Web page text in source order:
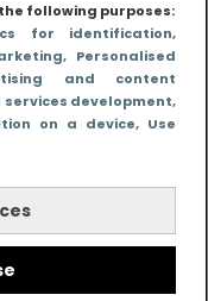
following purposes:
for identification,
, Personalised
and content
development,
on a device, Use